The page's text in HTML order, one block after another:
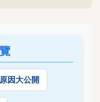
因大公開